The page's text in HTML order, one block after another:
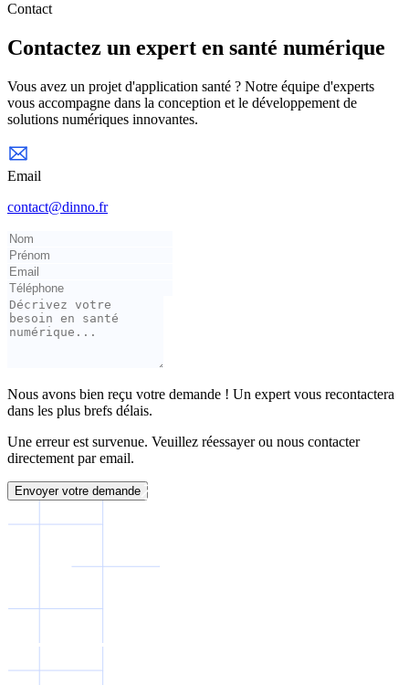
Contact
Contactez un expert en santé numérique
Vous avez un projet d'application santé ? Notre équipe d'experts
vous accompagne dans la conception et le développement de
solutions numériques innovantes.
Email
contact@dinno.fr
Nous avons bien reçu votre demande ! Un expert vous recontactera
dans les plus brefs délais.
Une erreur est survenue. Veuillez réessayer ou nous contacter
directement par email.
Envoyer votre demande